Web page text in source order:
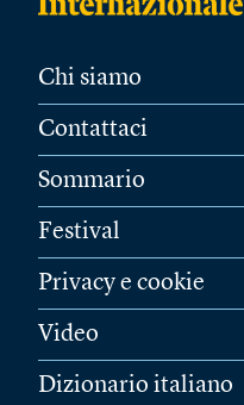
Chi siamo
Contattaci
Sommario
Festival
Privacy e cookie
Video
Dizionario italiano